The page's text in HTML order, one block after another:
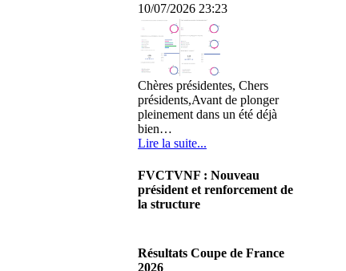
10/07/2026 23:23
Chères présidentes, Chers
présidents,Avant de plonger
pleinement dans un été déjà
bien…
Lire la suite...
FVCTVNF : Nouveau
président et renforcement de
la structure
Chères Présidentes, chers
Présidents,Ce dimanche 28 juin
Résultats Coupe de France
2026